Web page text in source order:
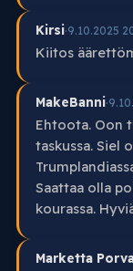
Kirsi·9.10.2025
Kiitos
MakeBanni·
Ehtoota. Oon
taskussa. Siel
Saattaa olla
kourassa.
Marketta